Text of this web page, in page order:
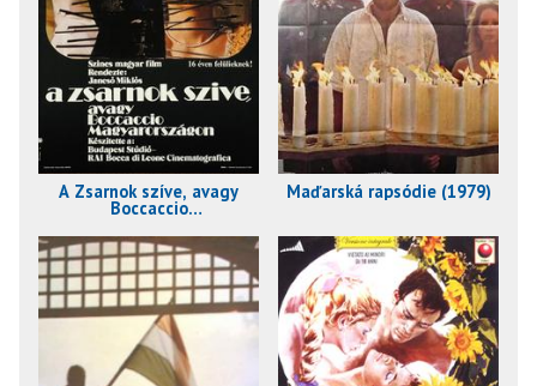
A Zsarnok szíve, avagy
Boccaccio
Maďarská rapsódie (1979)